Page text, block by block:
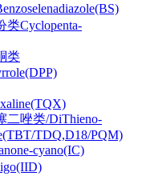
Cyclopenta-
类
二唑类/DiThieno-
TDQ,D18/PQM)
cyano(IC)